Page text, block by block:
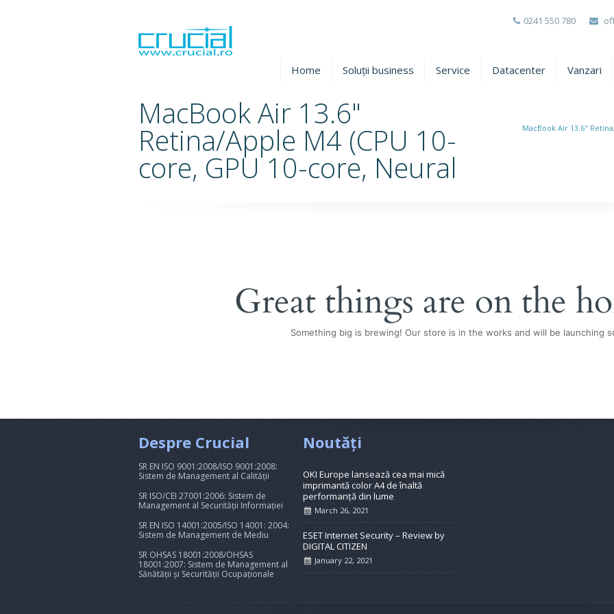
0241 550 780
Home Soluții business Service Datacenter Vanzari
MacBook Air 13.6"
Retina/Apple M4 (CPU 10-
core, GPU 10-core, Neural
MacBook Air 13.6"
Great things are on the
Something big is brewing! Our store is in the works and will be launching
Despre Crucial
SR EN ISO 9001:2008/ISO 9001:2008:
Sistem de Management al Calității
SR ISO/CEI 27001:2006: Sistem de
Management al Securității Informației
SR EN ISO 14001:2005/ISO 14001: 2004:
Sistem de Management de Mediu
SR OHSAS 18001:2008/OHSAS
18001:2007: Sistem de Management al
Sănătății și Securității Ocupaționale
Noutăți
OKI Europe lansează cea mai mică
imprimantă color A4 de înaltă
performanță din lume
March 26, 2021
ESET Internet Security – Review by
DIGITAL CITIZEN
January 22, 2021